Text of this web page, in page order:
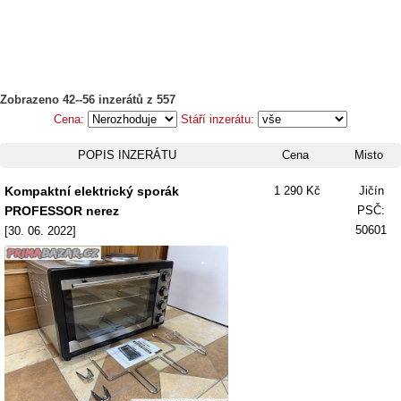
Zobrazeno 42--56 inzerátů z 557
Cena:
Stáří inzerátu:
POPIS INZERÁTU Cena Misto
Kompaktní elektrický sporák
PROFESSOR nerez
[30. 06. 2022]
1 290 Kč
Jičín
PSČ:
50601